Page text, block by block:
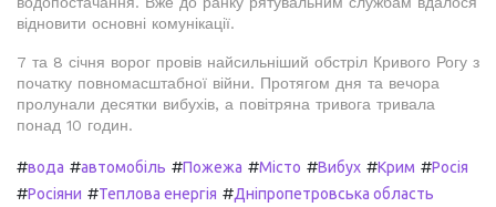
відновити основні комунікації.
7 та 8 січня ворог провів найсильніший обстріл Кривого Рогу з
початку повномасштабної війни. Протягом дня та вечора
пролунали десятки вибухів, а повітряна тривога тривала
понад 10 годин.
#вода #автомобіль #Пожежа #Місто #Вибух #Крим #Росія
#Росіяни #Теплова енергія #Дніпропетровська область